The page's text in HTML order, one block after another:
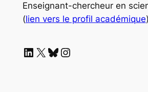
Enseignant-chercheur en
(lien vers le profil académique)
LinkedIn
X Bluesky
Instagram